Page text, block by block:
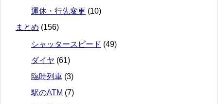
運休・行先変更 (10)
まとめ (156)
シャッタースピード (49)
ダイヤ (61)
臨時列車 (3)
駅のATM (7)